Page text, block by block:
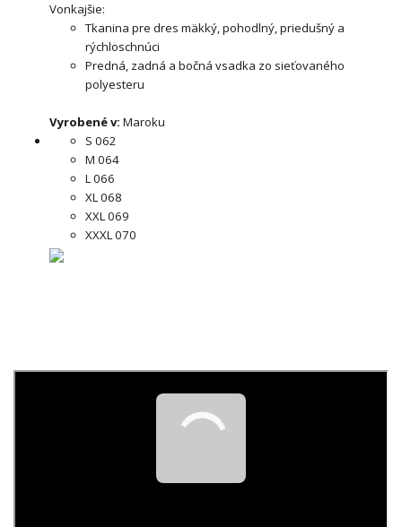
Vonkajšie:
Tkanina pre dres mäkký, pohodlný, priedušný a
rýchloschnúci
Predná, zadná a bočná vsadka zo sieťovaného
polyesteru
Vyrobené v: Maroku
S 062
M 064
L 066
XL 068
XXL 069
XXXL 070